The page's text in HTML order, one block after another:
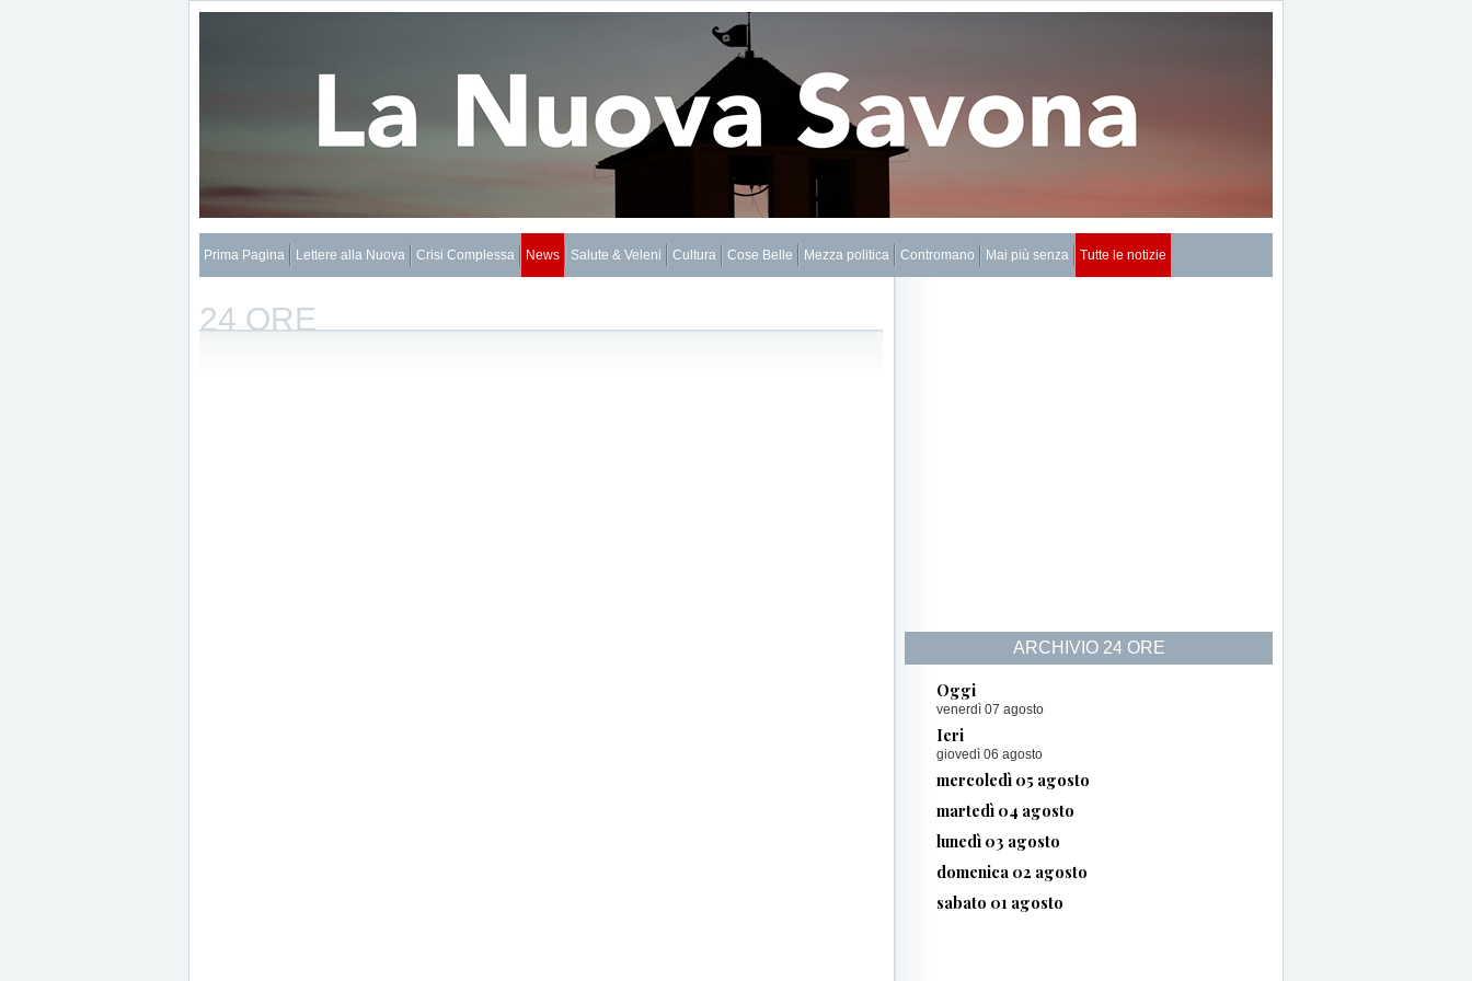
Prima Pagina Lettere alla Nuova Crisi Complessa News Salute & Veleni Cultura Cose Belle Mezza politica Contromano Mai più senza Tutte le notizie
24 ORE
ARCHIVIO 24 ORE
Oggi
venerdì 07 agosto
Ieri
giovedì 06 agosto
mercoledì 05 agosto
martedì 04 agosto
lunedì 03 agosto
domenica 02 agosto
sabato 01 agosto